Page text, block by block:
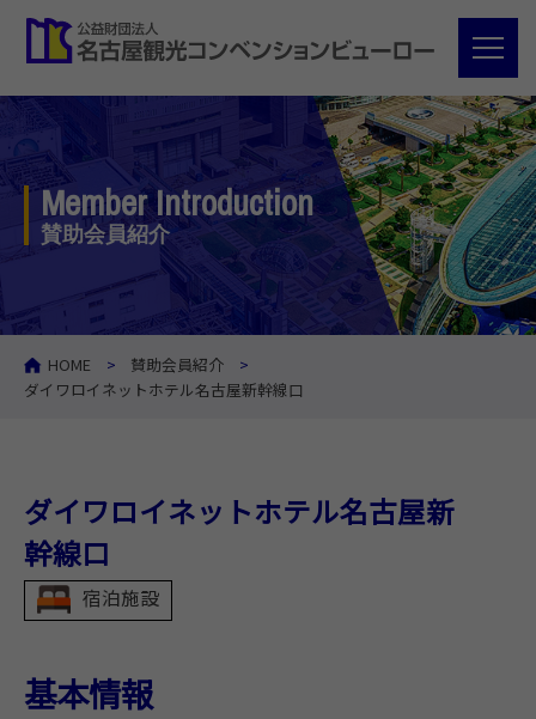
Member Introduction
賛助会員紹介
HOME
賛助会員紹介
ダイワロイネットホテル名古屋新幹線口
ダイワロイネットホテル名古屋新
幹線口
宿泊施設
基本情報